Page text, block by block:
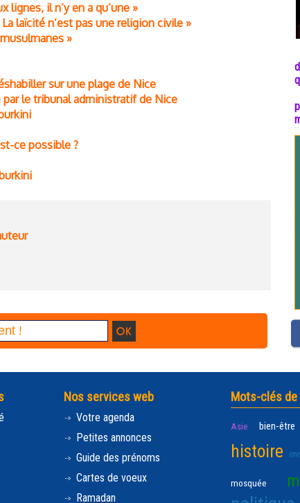
lignes, il n’y en a qu’une »
laïcité n’est pas une religion civile »
»
sur une plage de Nice
le tribunal administratif de Nice
ce possible ?
Nos services web
Votre agenda
Petites annonces
Guide des prénoms
Cartes de voeux
Ramadan
Mots-clés de
Asie bien-être
histoire
mosquée